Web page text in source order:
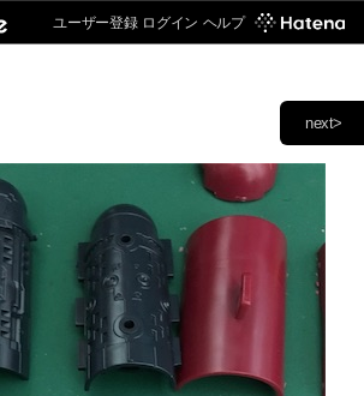
ユーザー登録 ログイン ヘルプ
next>